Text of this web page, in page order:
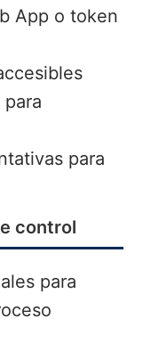
App o token
para
control
para